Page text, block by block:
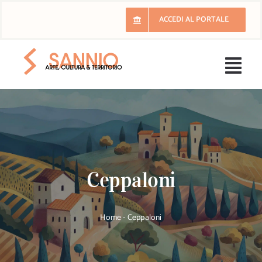
ACCEDI AL PORTALE
Ceppaloni
Home-Ceppaloni